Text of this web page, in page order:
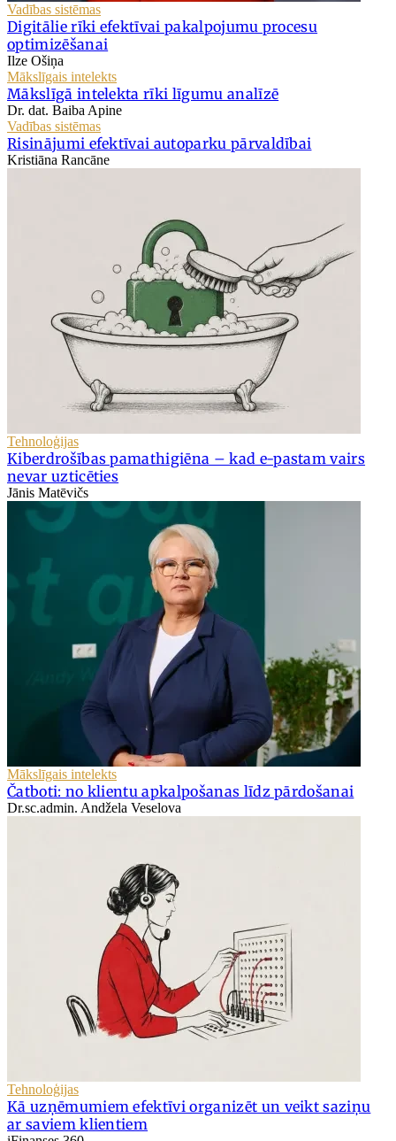
Vadības sistēmas
Digitālie rīki efektīvai pakalpojumu procesu
optimizēšanai
Ilze Ošiņa
Mākslīgais intelekts
Mākslīgā intelekta rīki līgumu analīzē
Dr. dat. Baiba Apine
Vadības sistēmas
Risinājumi efektīvai autoparku pārvaldībai
Kristiāna Rancāne
Tehnoloģijas
Kiberdrošības pamathigiēna – kad e-pastam vairs
nevar uzticēties
Jānis Matēvičs
Mākslīgais intelekts
Čatboti: no klientu apkalpošanas līdz pārdošanai
Dr.sc.admin. Andžela Veselova
Tehnoloģijas
Kā uzņēmumiem efektīvi organizēt un veikt saziņu
ar saviem klientiem